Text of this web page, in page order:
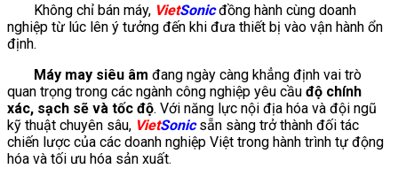
Không chỉ bán máy, VietSonicđồng hành cùng doanh
nghiệp từ lúc lên ý tưởng đến khi đưa thiết bị vào vận hành ổn
định.
Máy may siêu âm đang ngày càng khẳng định vai trò
quan trọng trong các ngành công nghiệp yêu cầu độ chính
xác, sạch sẽ và tốc độ. Với năng lực nội địa hóa và đội ngũ
kỹ thuật chuyên sâu, VietSonicsẵn sàng trở thành đối tác
chiến lược của các doanh nghiệp Việt trong hành trình tự động
hóa và tối ưu hóa sản xuất.